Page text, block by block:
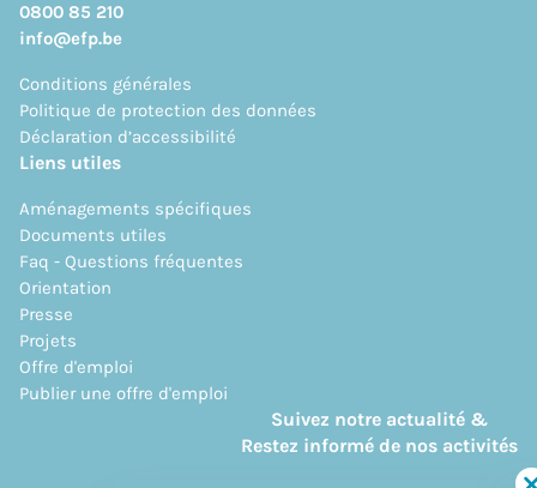
0800 85 210
info@efp.be
Conditions générales
Politique de protection des données
Déclaration d’accessibilité
Liens utiles
Aménagements spécifiques
Documents utiles
Faq - Questions fréquentes
Orientation
Presse
Projets
Offre d'emploi
Publier une offre d'emploi
Suivez notre actualité &
Restez informé de nos activités